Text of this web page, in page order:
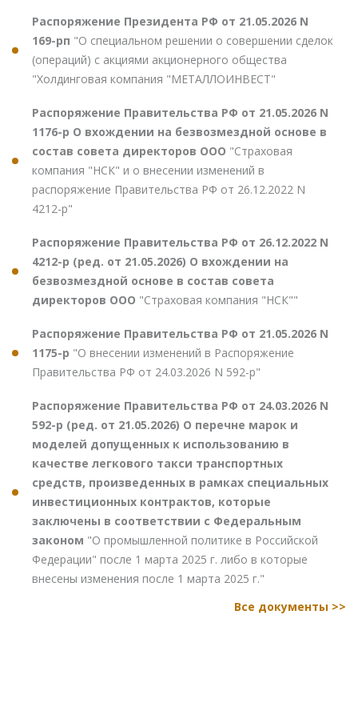
Распоряжение Президента РФ от 21.05.2026 N
169-рп "О специальном решении о совершении сделок
(операций) с акциями акционерного общества
"Холдинговая компания "МЕТАЛЛОИНВЕСТ"
Распоряжение Правительства РФ от 21.05.2026 N
1176-р О вхождении на безвозмездной основе в
состав совета директоров ООО "Страховая
компания "НСК" и о внесении изменений в
распоряжение Правительства РФ от 26.12.2022 N
4212-р"
Распоряжение Правительства РФ от 26.12.2022 N
4212-р (ред. от 21.05.2026) О вхождении на
безвозмездной основе в состав совета
директоров ООО "Страховая компания "НСК""
Распоряжение Правительства РФ от 21.05.2026 N
1175-р "О внесении изменений в Распоряжение
Правительства РФ от 24.03.2026 N 592-р"
Распоряжение Правительства РФ от 24.03.2026 N
592-р (ред. от 21.05.2026) О перечне марок и
моделей допущенных к использованию в
качестве легкового такси транспортных
средств, произведенных в рамках специальных
инвестиционных контрактов, которые
заключены в соответствии с Федеральным
законом "О промышленной политике в Российской
Федерации" после 1 марта 2025 г. либо в которые
внесены изменения после 1 марта 2025 г."
Все документы >>